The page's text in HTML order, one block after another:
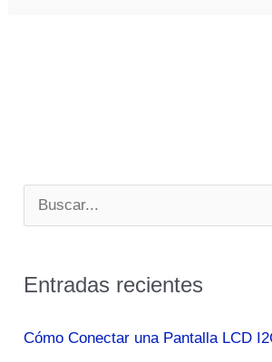
u
c
Entradas recientes
Cómo Conectar una Pantalla LCD